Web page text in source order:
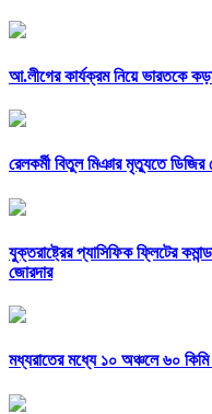
আ.লীগের কার্যক্রম নিয়ে ভারতকে কড়া
রেলকর্মী বিতুল মিঞার মৃত্যুতে
যুক্তরাষ্ট্রের প্যাসিফিক ফ্লিটের
জোরদার
মধ্যরাতের মধ্যে ১০ অঞ্চলে ৬০